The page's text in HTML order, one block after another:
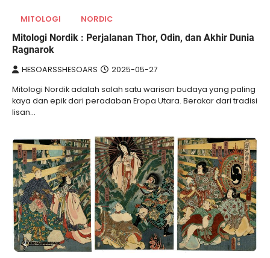
MITOLOGI NORDIC
Mitologi Nordik : Perjalanan Thor, Odin, dan Akhir Dunia
Ragnarok
HESOARSSHESOARS 2025-05-27
Mitologi ­Nordik­ adalah salah satu warisan budaya ­yang ­paling
kaya ­dan ­epik dari ­peradaban Eropa Utara. Berakar dari tradisi
lisan…